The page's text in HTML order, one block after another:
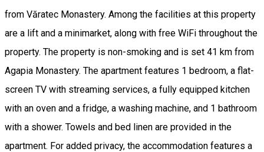
from Văratec Monastery. Among the facilities at this property
are a lift and a minimarket, along with free WiFi throughout the
property. The property is non-smoking and is set 41 km from
Agapia Monastery. The apartment features 1 bedroom, a flat-
screen TV with streaming services, a fully equipped kitchen
with an oven and a fridge, a washing machine, and 1 bathroom
with a shower. Towels and bed linen are provided in the
apartment. For added privacy, the accommodation features a